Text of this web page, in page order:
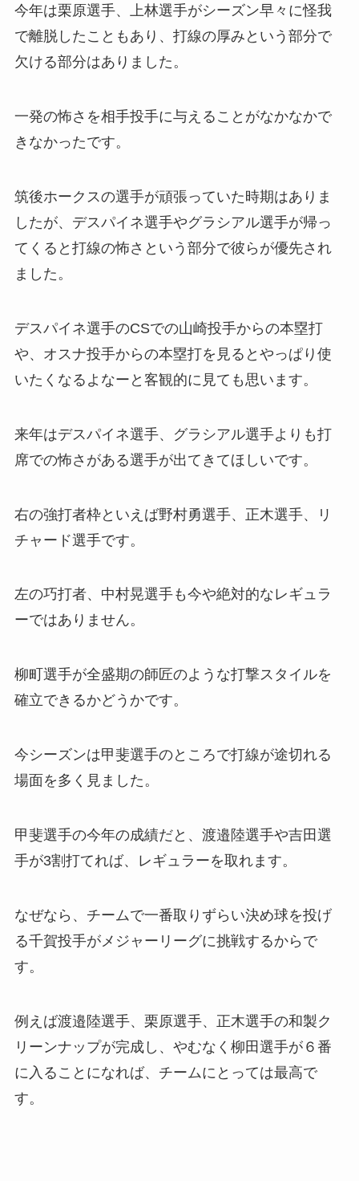
今年は栗原選手、上林選手がシーズン早々に怪我
で離脱したこともあり、打線の厚みという部分で
欠ける部分はありました。
一発の怖さを相手投手に与えることがなかなかで
きなかったです。
筑後ホークスの選手が頑張っていた時期はありま
したが、デスパイネ選手やグラシアル選手が帰っ
てくると打線の怖さという部分で彼らが優先され
ました。
デスパイネ選手のCSでの山崎投手からの本塁打
や、オスナ投手からの本塁打を見るとやっぱり使
いたくなるよなーと客観的に見ても思います。
来年はデスパイネ選手、グラシアル選手よりも打
席での怖さがある選手が出てきてほしいです。
右の強打者枠といえば野村勇選手、正木選手、リ
チャード選手です。
左の巧打者、中村晃選手も今や絶対的なレギュラ
ーではありません。
柳町選手が全盛期の師匠のような打撃スタイルを
確立できるかどうかです。
今シーズンは甲斐選手のところで打線が途切れる
場面を多く見ました。
甲斐選手の今年の成績だと、渡邉陸選手や吉田選
手が3割打てれば、レギュラーを取れます。
なぜなら、チームで一番取りずらい決め球を投げ
る千賀投手がメジャーリーグに挑戦するからで
す。
例えば渡邉陸選手、栗原選手、正木選手の和製ク
リーンナップが完成し、やむなく柳田選手が６番
に入ることになれば、チームにとっては最高で
す。